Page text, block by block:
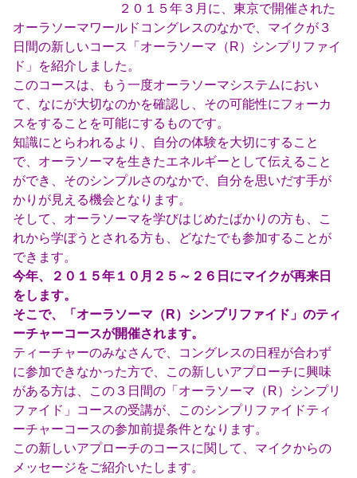
２０１５年３月に、東京で開催された
オーラソーマワールドコングレスのなかで、マイクが３
日間の新しいコース「オーラソーマ（R）シンプリファイ
ド」を紹介しました。
このコースは、もう一度オーラソーマシステムにおい
て、なにが大切なのかを確認し、その可能性にフォーカ
スをすることを可能にするものです。
知識にとらわれるより、自分の体験を大切にすること
で、オーラソーマを生きたエネルギーとして伝えること
ができ、そのシンプルさのなかで、自分を思いだす手が
かりが見える機会となります。
そして、オーラソーマを学びはじめたばかりの方も、こ
れから学ぼうとされる方も、どなたでも参加することが
できます。
今年、２０１５年１０月２５～２６日にマイクが再来日
をします。
そこで、「オーラソーマ（R）シンプリファイド」のティ
ーチャーコースが開催されます。
ティーチャーのみなさんで、コングレスの日程が合わず
に参加できなかった方で、この新しいアプローチに興味
がある方は、この３日間の「オーラソーマ（R）シンプリ
ファイド」コースの受講が、このシンプリファイドティ
ーチャーコースの参加前提条件となります。
この新しいアプローチのコースに関して、マイクからの
メッセージをご紹介いたします。